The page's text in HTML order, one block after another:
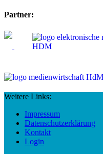
Partner:
Weitere Links:
Impressum
Datenschutzerklärung
Kontakt
Login